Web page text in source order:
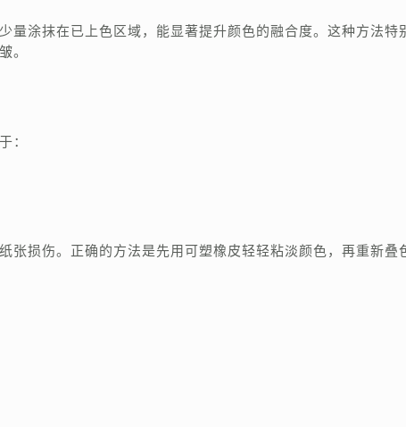
量涂抹在已上色区域，能显著提升颜色的融合度。这种方法特
。
：
张损伤。正确的方法是先用可塑橡皮轻轻粘淡颜色，再重新叠